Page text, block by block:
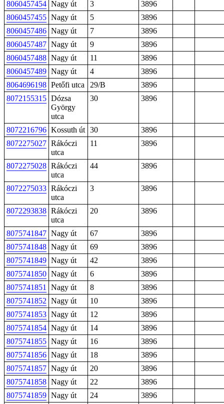
8060457454 Nagy út 3
3896
8060457455 Nagy út 5
3896
8060457486 Nagy út 7
3896
8060457487 Nagy út 9
3896
8060457488 Nagy út 11
3896
8060457489 Nagy út 4
3896
8064696198 Petőfi utca 29/B
3896
8072155315 Dózsa
György
utca
30 3896
8072216796 Kossuth út 30
3896
8072275027 Rákóczi
utca
11 3896
8072275028 Rákóczi
utca
44 3896
8072275033 Rákóczi
utca
3 3896
8072293838 Rákóczi
utca
20 3896
8075741847 Nagy út 67
3896
8075741848 Nagy út 69
3896
8075741849 Nagy út 42
3896
8075741850 Nagy út 6
3896
8075741851
Nagy út 8
3896
8075741852 Nagy út 10
3896
8075741853 Nagy út 12
3896
8075741854 Nagy út 14
3896
8075741855 Nagy út 16
3896
8075741856 Nagy út 18
3896
8075741857 Nagy út 20
3896
8075741858 Nagy út 22
3896
8075741859 Nagy út 24
3896